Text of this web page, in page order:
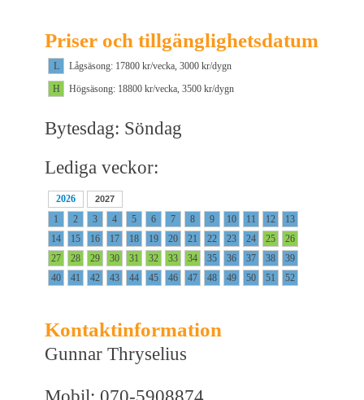
Priser och tillgänglighetsdatum
L
Lågsäsong: 17800 kr/vecka, 3000 kr/dygn
H
Högsäsong: 18800 kr/vecka, 3500 kr/dygn
Bytesdag: Söndag
Lediga veckor:
2026 2027
1 2 3 4 5 6 7 8 9 10 11 12
13
14
15 16 17 18 19 20 21 22 23 24 25
26
27
28 29 30 31 32 33 34 35 36 37 38
39
40
41 42 43 44 45 46 47 48 49 50 51 52
Kontaktinformation
Gunnar Thryselius